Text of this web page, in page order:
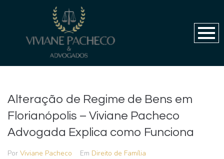
Alteração de Regime de Bens em
Florianópolis – Viviane Pacheco
Advogada Explica como Funciona
Por Viviane Pacheco Em Direito de Família